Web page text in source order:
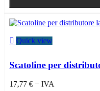
 Quick view
Scatoline per
17,77 € + IVA